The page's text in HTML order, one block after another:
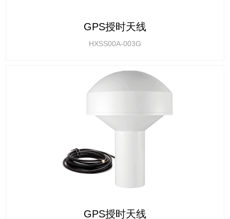
GPS授时天线
HXSS00A-003G
GPS授时天线